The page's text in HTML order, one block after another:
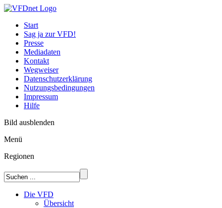
Start
Sag ja zur VFD!
Presse
Mediadaten
Kontakt
Wegweiser
Datenschutzerklärung
Nutzungsbedingungen
Impressum
Hilfe
Bild ausblenden
Menü
Regionen
Die VFD
Übersicht